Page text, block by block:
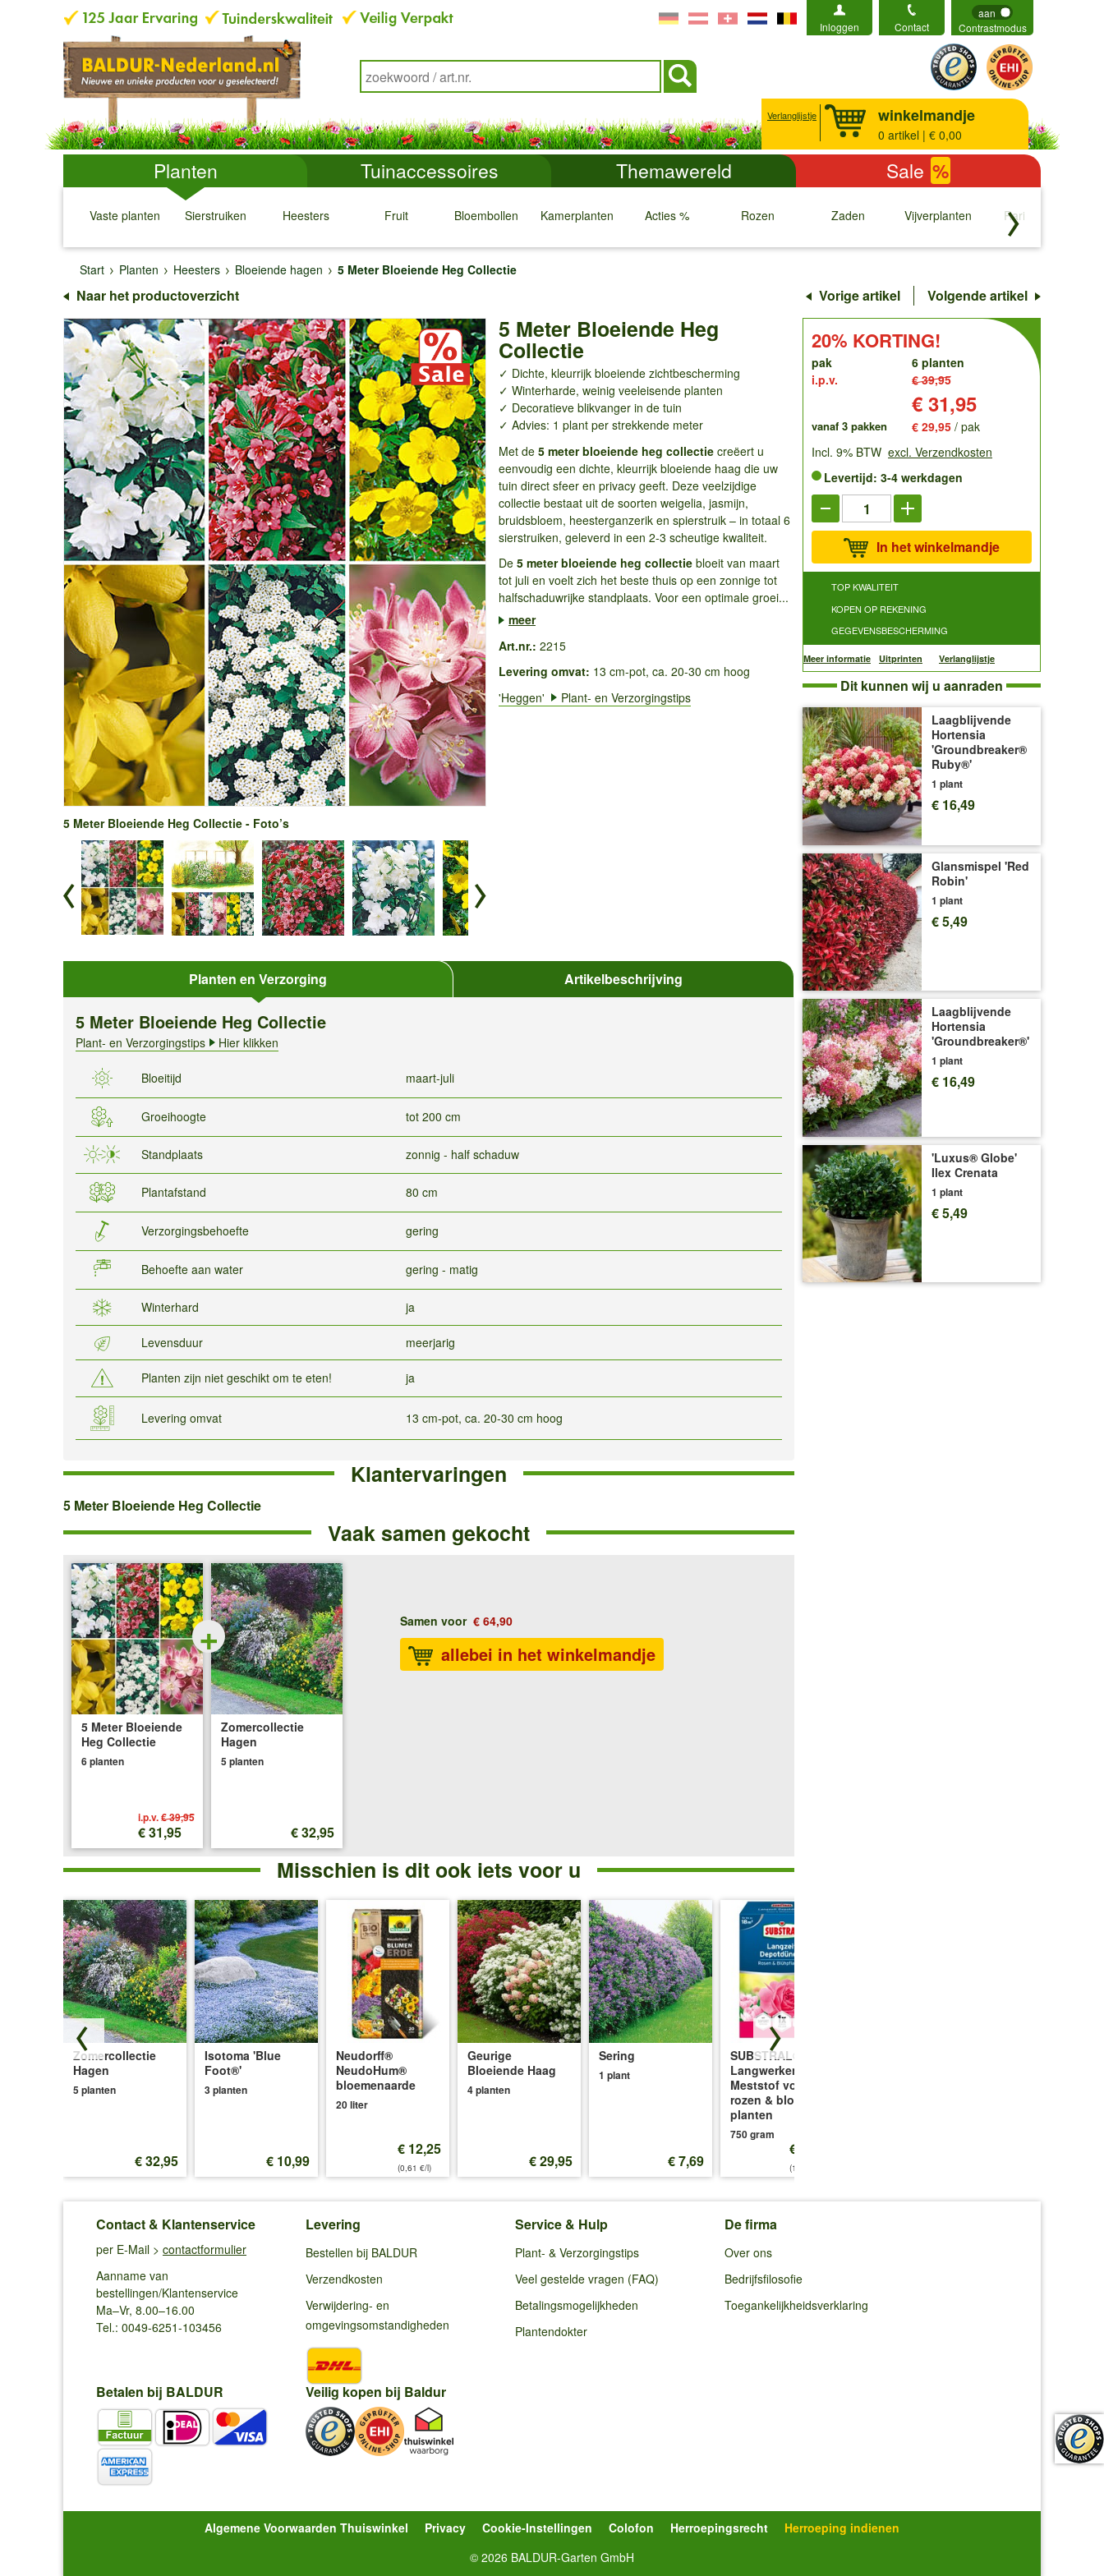
Inloggen Contact
aan
Contrastmodus
Verlanglijstje winkelmandje
0 artikel | € 0,00
Planten Tuinaccessoires Themawereld Sale %
Vaste planten
↓
Sierstruiken
↓
Heesters
↓
Fruit
↓
Bloembollen
↓
Kamerplanten
↓
Acties %
↓
Rozen
↓
Zaden
↓
Vijverplanten
↓
Rariteiten
↓
Start
Planten Heesters Bloeiende hagen 5 Meter Bloeiende Heg Collectie
Naar het productoverzicht Vorige artikel Volgende artikel
5 Meter Bloeiende Heg
Collectie
✓ Dichte, kleurrijk bloeiende zichtbescherming
✓ Winterharde, weinig veeleisende planten
✓ Decoratieve blikvanger in de tuin
✓ Advies: 1 plant per strekkende meter
Met de 5meter bloeiende heg collectiecreëert u
eenvoudig een dichte, kleurrijk bloeiende haag die uw
tuin direct sfeer en privacy geeft. Deze veelzijdige
collectie bestaat uit de soorten weigelia, jasmijn,
bruidsbloem, heesterganzerik en spierstruik – in totaal 6
sierstruiken, geleverd in een 2-3 scheutige kwaliteit.
De 5meter bloeiende heg collectiebloeit van maart
tot juli en voelt zich het beste thuis op een zonnige tot
halfschaduwrijke standplaats. Voor een optimale groei...
meer
Art.nr.: 2215
Levering omvat: 13 cm-pot, ca. 20-30 cm hoog
'Heggen'
Plant- en Verzorgingstips
5 Meter Bloeiende Heg Collectie - Foto’s
Planten en Verzorging Artikelbeschrijving
5 Meter Bloeiende Heg Collectie
Plant- en Verzorgingstips Hier klikken
Bloeitijd maart-juli
Groeihoogte tot 200 cm
Standplaats zonnig - half schaduw
Plantafstand 80 cm
Verzorgingsbehoefte gering
Behoefte aan water gering - matig
Winterhard ja
Levensduur meerjarig
Planten zijn niet geschikt om te eten! ja
Levering omvat 13 cm-pot, ca. 20-30 cm hoog
Klantervaringen
5
Heg
Collectie
5 Meter Bloeiende Heg Collectie
Vaak samen gekocht
5 Meter Bloeiende
Heg Collectie
6 planten
i.p.v.€ 39,95
€ 31,95
+
Zomercollectie
Hagen
5 planten
€ 32,95
Samen voor € 64,90
allebei in het winkelmandje
Misschien is dit ook iets voor u
Zomercollectie
Hagen
5 planten
€ 32,95
Isotoma 'Blue
Foot®'
3 planten
€ 10,99
Neudorff®
NeudoHum®
bloemenaarde
20 liter
€ 12,25
(0,61 €/l)
Geurige
Bloeiende Haag
4 planten
€ 29,95
Sering
1 plant
€ 7,69
SUBSTRAL®
Langwerkende
Meststof voor
rozen & bloeiende
planten
750 gram
€ 10,99
(14,65 €/kg)
order
KORTING!:
20% KORTING!
pak
6 planten
i.p.v.
€ 39,95
€ 31,95
vanaf 3 pakken € 29,95 / pak
Incl. 9% BTW excl. Verzendkosten
Levertijd: 3-4 werkdagen
In het winkelmandje
TOP KWALITEIT
KOPEN OP REKENING
GEGEVENSBESCHERMING
Meer informatie Uitprinten Verlanglijstje
Dit kunnen wij u aanraden
Laagblijvende
Hortensia
'Groundbreaker®
Ruby®'
1 plant
€ 16,49
Glansmispel 'Red
Robin'
1 plant
€ 5,49
Laagblijvende
Hortensia
'Groundbreaker®'
1 plant
€ 16,49
'Luxus® Globe'
Ilex Crenata
1 plant
€ 5,49
Contact & Klantenservice
per E-Mail > contactformulier
Aanname van
bestellingen/Klantenservice
Ma–Vr, 8.00–16.00
Tel.: 0049-6251-103456
Levering
Bestellen bij BALDUR
Verzendkosten
Verwijdering- en
omgevingsomstandigheden
Service & Hulp
Plant- & Verzorgingstips
Veel gestelde vragen (FAQ)
Betalingsmogelijkheden
Plantendokter
De firma
Over ons
Bedrijfsfilosofie
Toegankelijkheidsverklaring
Betalen bij BALDUR Veilig kopen bij Baldur
Algemene Voorwaarden Thuiswinkel Privacy Cookie-Instellingen Colofon Herroepingsrecht
Herroeping indienen
© 2026 BALDUR-Garten GmbH